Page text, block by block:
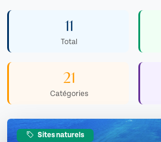
11
Total
21
Catégories
Sites naturels